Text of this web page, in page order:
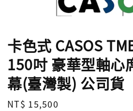
卡色式 CASOS
150吋 豪華型軸心
幕(臺灣製) 公司貨
Regular
NT$ 15,500